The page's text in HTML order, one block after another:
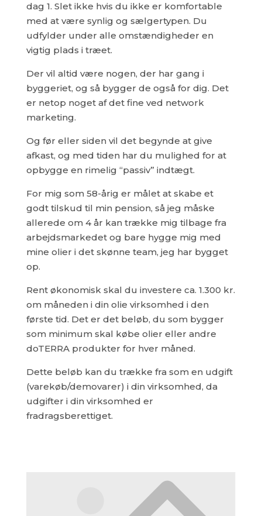
dag 1. Slet ikke hvis du ikke er komfortable
med at være synlig og sælgertypen. Du
udfylder under alle omstændigheder en
vigtig plads i træet.
Der vil altid være nogen, der har gang i
byggeriet, og så bygger de også for dig. Det
er netop noget af det fine ved network
marketing.
Og før eller siden vil det begynde at give
afkast, og med tiden har du mulighed for at
opbygge en rimelig “passiv” indtægt.
For mig som 58-årig er målet at skabe et
godt tilskud til min pension, så jeg måske
allerede om 4 år kan trække mig tilbage fra
arbejdsmarkedet og bare hygge mig med
mine olier i det skønne team, jeg har bygget
op.
Rent økonomisk skal du investere ca. 1.300 kr.
om måneden i din olie virksomhed i den
første tid. Det er det beløb, du som bygger
som minimum skal købe olier eller andre
doTERRA produkter for hver måned.
Dette beløb kan du trække fra som en udgift
(varekøb/demovarer) i din virksomhed, da
udgifter i din virksomhed er
fradragsberettiget.